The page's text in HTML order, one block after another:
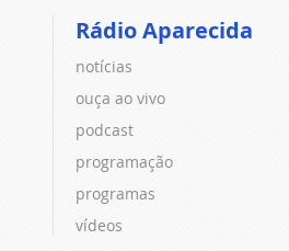
Rádio Aparecida
notícias
ouça ao vivo
podcast
programação
programas
vídeos